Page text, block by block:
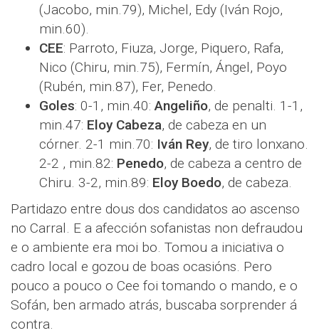
(Jacobo, min.79), Michel, Edy (Iván Rojo,
min.60).
CEE: Parroto, Fiuza, Jorge, Piquero, Rafa,
Nico (Chiru, min.75), Fermín, Ángel, Poyo
(Rubén, min.87), Fer, Penedo.
Goles: 0-1, min.40:Angeliño, de penalti. 1-1,
min.47: Eloy Cabeza, de cabeza en un
córner. 2-1 min.70: Iván Rey, de tiro lonxano.
2-2 , min.82: Penedo, de cabeza a centro de
Chiru. 3-2, min.89: Eloy Boedo, de cabeza.
Partidazo entre dous dos candidatos ao ascenso
no Carral. E a afección sofanistas non defraudou
e o ambiente era moi bo. Tomou a iniciativa o
cadro local e gozou de boas ocasións. Pero
pouco a pouco o Cee foi tomando o mando, e o
Sofán, ben armado atrás, buscaba sorprender á
contra.